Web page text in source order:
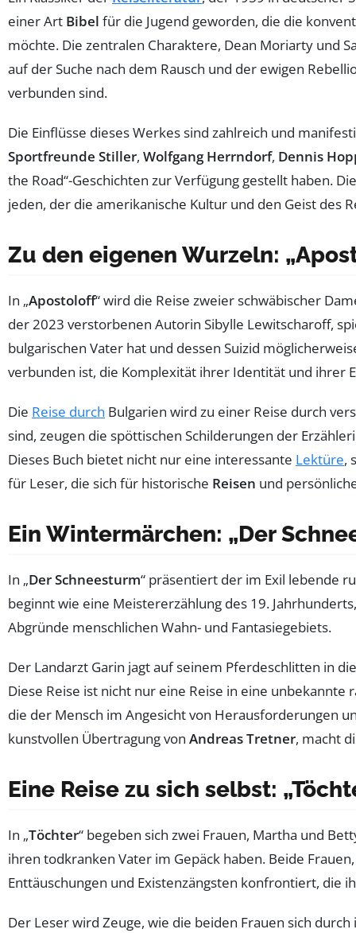
einer Art Bibel für die Jugend geworden, die die
möchte. Die zentralen Charaktere, Dean Moriarty und
auf der Suche nach dem Rausch und der ewigen
verbunden sind.
Die Einflüsse dieses Werkes sind zahlreich und
Sportfreunde Stiller, Wolfgang Herrndorf, Dennis
the Road“-Geschichten zur Verfügung gestellt haben.
jeden, der die amerikanische Kultur und den Geist des
Zu den eigenen Wurzeln:
In „Apostoloff“ wird die Reise zweier schwäbischer
der 2023 verstorbenen Autorin Sibylle Lewitscharoff,
bulgarischen Vater hat und dessen Suizid
verbunden ist, die Komplexität ihrer Identität und ihrer
Die Reise durch Bulgarien wird zu einer Reise durch
sind, zeugen die spöttischen Schilderungen der
Dieses Buch bietet nicht nur eine interessante Lektüre,
für Leser, die sich für historische Reisen und
Ein Wintermärchen: „Der
In „Der Schneesturm“ präsentiert der im Exil lebende
beginnt wie eine Meistererzählung des 19.
Abgründe menschlichen Wahn- und Fantasiegebiets.
Der Landarzt Garin jagt auf seinem Pferdeschlitten in
Diese Reise ist nicht nur eine Reise in eine
die der Mensch im Angesicht von Herausforderungen
kunstvollen Übertragung von Andreas Tretner, macht
Eine Reise zu sich selbst:
In „Töchter“ begeben sich zwei Frauen, Martha und
ihren todkranken Vater im Gepäck haben. Beide
Enttäuschungen und Existenzängsten konfrontiert, die
Der Leser wird Zeuge, wie die beiden Frauen sich